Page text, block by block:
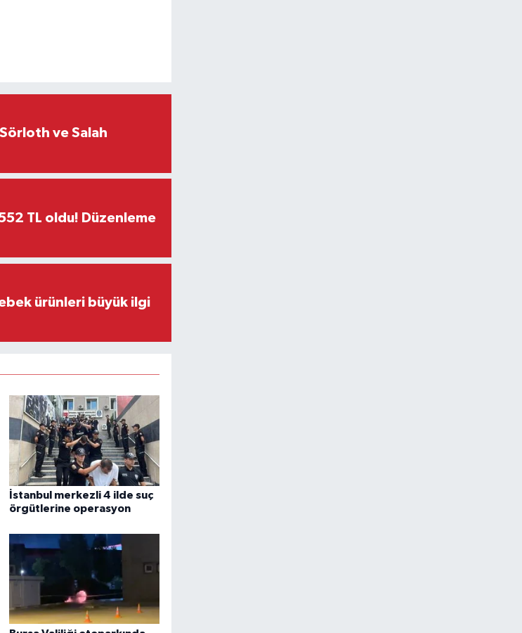
ve Salah
TL oldu! Düzenleme
ürünleri büyük ilgi
İstanbul merkezli 4 ilde suç
örgütlerine operasyon